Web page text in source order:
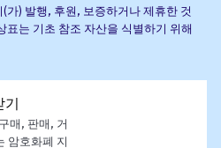
) 발행, 후원, 보증하거나 제휴한 것
표는 기초 참조 자산을 식별하기 위해
매, 판매, 거
암호화폐 지